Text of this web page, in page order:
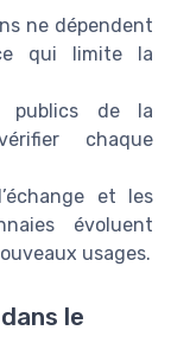
ne dépendent
qui limite la
publics de la
chaque
et les
évoluent
usages.
le